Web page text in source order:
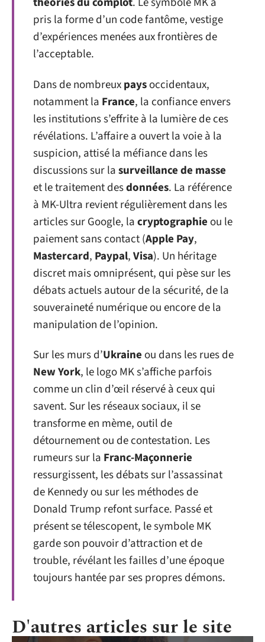
pris la forme d’un code fantôme, vestige
d’expériences menées aux frontières de
l’acceptable.
Dans de nombreuxpaysoccidentaux,
notamment la France, la confiance envers
les institutions s’effrite à la lumière de ces
révélations. L’affaire a ouvert la voie à la
suspicion, attisé la méfiance dans les
discussions sur lasurveillance de masse
et le traitement desdonnées. La référence
à MK-Ultra revient régulièrement dans les
articles sur Google, lacryptographie ou le
paiement sans contact (Apple Pay,
Mastercard, Paypal,Visa). Un héritage
discret mais omniprésent, qui pèse sur les
débats actuels autour de la sécurité, de la
souveraineté numérique ou encore de la
manipulation de l’opinion.
Sur les murs d’Ukraine ou dans les rues de
New York, le logo MK s’affiche parfois
comme un clin d’œil réservé à ceux qui
savent. Sur les réseaux sociaux, il se
transforme en mème, outil de
détournement ou de contestation. Les
rumeurs sur la Franc-Maçonnerie
ressurgissent, les débats sur l’assassinat
de Kennedy ou sur les méthodes de
Donald Trump refont surface. Passé et
présent se télescopent, le symbole MK
garde son pouvoir d’attraction et de
trouble, révélant les failles d’une époque
toujours hantée par ses propres démons.
D'autres articles sur le site